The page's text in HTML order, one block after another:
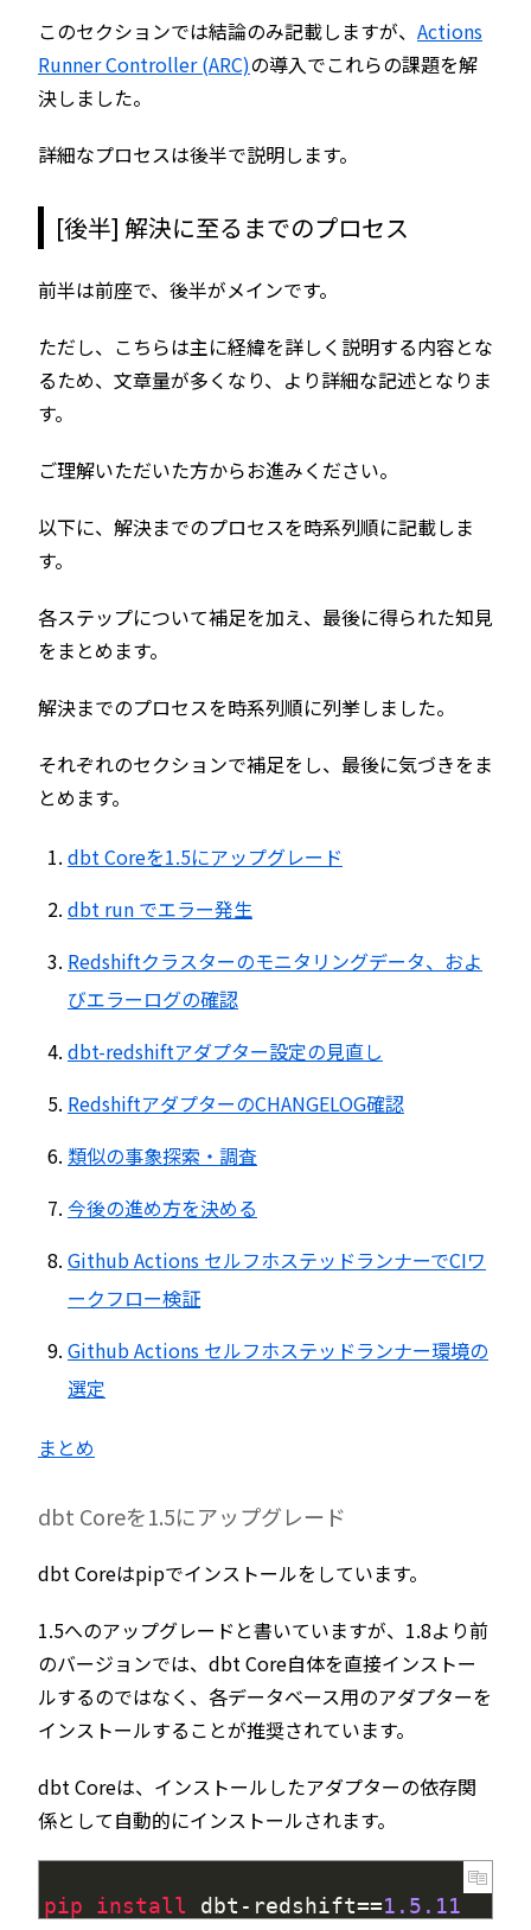
このセクションでは結論のみ記載しますが、 Actions
Runner Controller (ARC)の導入でこれらの課題を解
決しました。
詳細なプロセスは後半で説明します。
[後半] 解決に至るまでのプロセス
前半は前座で、後半がメインです。
ただし、こちらは主に経緯を詳しく説明する内容とな
るため、文章量が多くなり、より詳細な記述となりま
す。
ご理解いただいた方からお進みください。
以下に、解決までのプロセスを時系列順に記載しま
す。
各ステップについて補足を加え、最後に得られた知見
をまとめます。
解決までのプロセスを時系列順に列挙しました。
それぞれのセクションで補足をし、最後に気づきをま
とめます。
dbt Coreを1.5にアップグレード
dbt run でエラー発生
Redshiftクラスターのモニタリングデータ、およ
びエラーログの確認
dbt-redshiftアダプター設定の見直し
RedshiftアダプターのCHANGELOG確認
類似の事象探索・調査
今後の進め方を決める
Github Actions セルフホステッドランナーでCIワ
ークフロー検証
Github Actions セルフホステッドランナー環境の
選定
まとめ
dbt Coreを1.5にアップグレード
dbt Coreはpipでインストールをしています。
1.5へのアップグレードと書いていますが、1.8より前
のバージョンでは、dbt Core自体を直接インストー
ルするのではなく、各データベース用のアダプターを
インストールすることが推奨されています。
dbt Coreは、インストールしたアダプターの依存関
係として自動的にインストールされます。
pip install dbt - redshift==1.5.11